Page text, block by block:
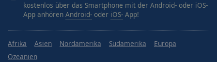
kostenlos über das Smartphone mit der Android- oder iOS-
App anhören Android- oder iOS- App!
Afrika Asien Nordamerika Südamerika
Europa
Ozeanien